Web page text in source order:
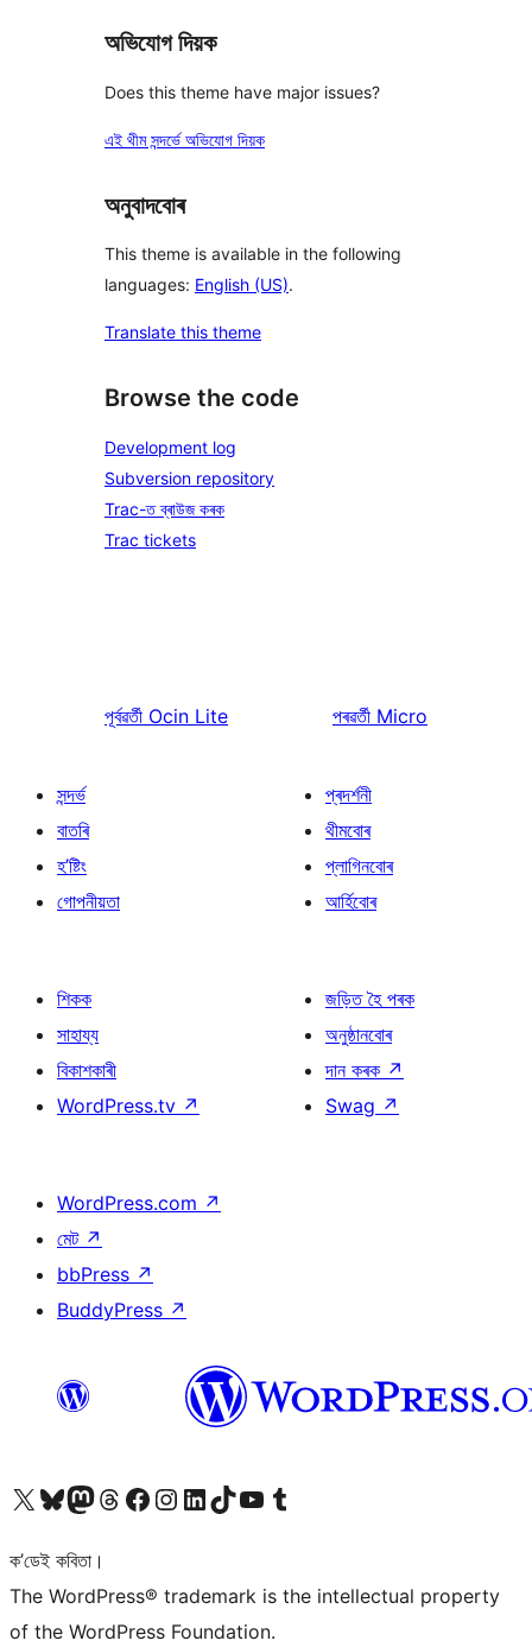
অভিযোগ দিয়ক
Does this theme have major issues?
এই থীম সন্দৰ্ভে অভিযোগ দিয়ক
অনুবাদবোৰ
This theme is available in the following
languages: English (US).
Translate this theme
Browse the code
Development log
Subversion repository
Trac-ত ব্ৰাউজ কৰক
Trac tickets
পূৰ্বৱৰ্তী Ocin Lite পৰৱৰ্তী Micro
সন্দৰ্ভ
বাতৰি
হ’ষ্টিং
গোপনীয়তা
প্ৰদৰ্শনী
থীমবোৰ
প্লাগিনবোৰ
আৰ্হিবোৰ
শিকক
সাহায্য
বিকাশকাৰী
WordPress.tv ↗
জড়িত হৈ পৰক
অনুষ্ঠানবোৰ
দান কৰক ↗
Swag ↗
WordPress.com ↗
মেট ↗
bbPress ↗
BuddyPress ↗
আমাৰ X (আগৰ Twitter) একাউণ্টলৈ যাওকআমাৰ Bluesky একাউণ্টলৈ যাওকআমাৰ Mastodon একাউণ্টলৈ যাওকআমাৰ Threads একাউণ্টলৈ যাওকআমাৰ Facebook পৃষ্ঠালৈ যাওকআমাৰ Instagram একাউণ্টলৈ যাওকআমাৰ LinkedIn একাউণ্টলৈ যাওকআমাৰ TikTok একাউণ্টলৈ যাওকআমাৰ YouTube চেনেললৈ যাওকআমাৰ Tumblr একাউণ্টলৈ যাওক
ক’ডেই কবিতা।
The WordPress® trademark is the intellectual property
of the WordPress Foundation.